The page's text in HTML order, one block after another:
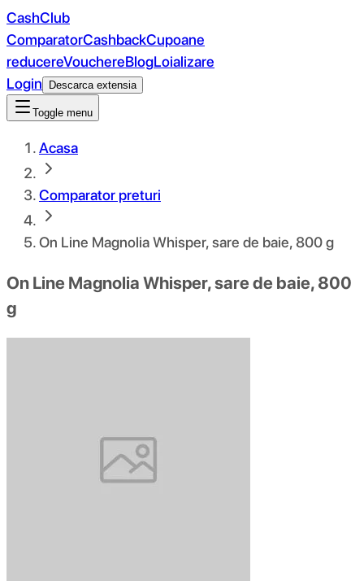
CashClub
ComparatorCashbackCupoane
reducereVouchereBlogLoializare
Login
Descarca extensia
Toggle menu
Acasa
Comparator preturi
On Line Magnolia Whisper, sare de baie, 800 g
On Line Magnolia Whisper, sare de baie, 800
g